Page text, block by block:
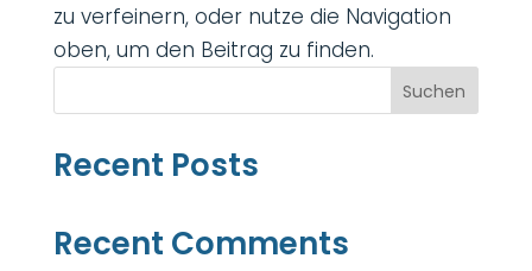
zu verfeinern, oder nutze die Navigation
oben, um den Beitrag zu finden.
Suchen
Recent Posts
Recent Comments